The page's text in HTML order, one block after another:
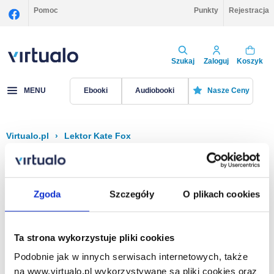
Zgoda Szczegóły O plikach cookies
Ta strona wykorzystuje pliki cookies
Podobnie jak w innych serwisach internetowych, także
na www.virtualo.pl wykorzystywane są pliki cookies oraz
Pomoc Punkty Rejestracja
Szukaj Zaloguj Koszyk
MENU Ebooki Audiobooki Nasze Ceny
Virtualo.pl › Lektor Kate Fox
Filtruj Sortuj
Na stronie